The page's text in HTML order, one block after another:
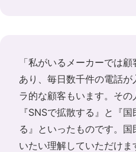
「私がいるメーカーでは
あり、毎日数千件の電話
ラ的な顧客もいます。その
『SNSで拡散する』と『
る』といったものです。
いたい理解していただけま